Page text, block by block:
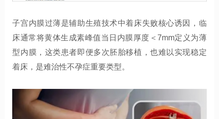
子宫内膜过薄是辅助生殖技术中着床失败核心诱因，临
床通常将黄体生成素峰值当日内膜厚度＜7mm定义为薄
型内膜，这类患者即便多次胚胎移植，也难以实现稳定
着床，是难治性不孕症重要类型。